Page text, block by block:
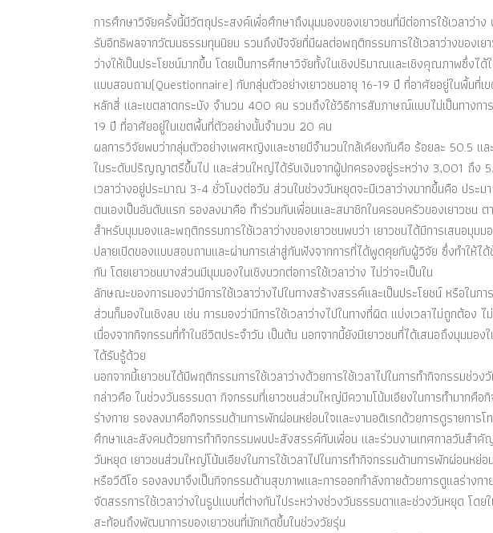
การศึกษาวิจัยครั้งนี้มีวัตถุประสงค์เพื่อศึกษาถึงมุมมองของเยาวชนที่มีต่อการใช้เวลาว่า
รับอิทธิพลจากวัฒนธรรมทุนนิยม รวมถึงปัจจัยที่มีผลต่อพฤติกรรมการใช้เวลาว่างของเยา
ว่างให้เป็นประโยชน์มากขึ้น โดยเป็นการศึกษาวิจัยทั้งในเชิงปริมาณและเชิงคุณภาพซึ่งไ
แบบสอบถาม(Questionnaire) กับกลุ่มตัวอย่างเยาวชนอายุ 16-19 ปี ที่อาศัยอยู่ในพื้นที่เ
หลักสี่ และเขตลาดกระบัง จำนวน 400 คน รวมถึงใช้วิธีการสัมภาษณ์แบบไม่เป็นทางก
19 ปี ที่อาศัยอยู่ในเขตพื้นที่ตัวอย่างนั้นจำนวน 20 คน
ผลการวิจัยพบว่ากลุ่มตัวอย่างเพศหญิงและชายมีจำนวนใกล้เคียงกันคือ ร้อยละ 50.5
ในระดับปริญญาตรีขึ้นไป และส่วนใหญ่ได้รับเงินจากผู้ปกครองอยู่ระหว่าง 3,001 ถึง
เวลาว่างอยู่ประมาณ 3-4 ชั่วโมงต่อวัน ส่วนในช่วงวันหยุดจะมีเวลาว่างมากขึ้นคือ ปร
ตนเองเป็นอันดับแรก รองลงมาคือ ทำร่วมกับเพื่อนและสมาชิกในครอบครัวของเยาวชน ต
สำหรับมุมมองและพฤติกรรมการใช้เวลาว่างของเยาวชนพบว่า เยาวชนได้มีการเสนอมุ
ปลายเปิดของแบบสอบถามและผ่านการเล่าสู่กันฟังจากการที่ได้พูดคุยกับผู้วิจัย ซึ่งทำให้ไ
กัน โดยเยาวชนบางส่วนมีมุมมองในเชิงบวกต่อการใช้เวลาว่าง ไม่ว่าจะเป็นใน
ลักษณะของการมองว่ามีการใช้เวลาว่างไปในทางสร้างสรรค์และเป็นประโยชน์ หรือในก
ส่วนก็มองในเชิงลบ เช่น การมองว่ามีการใช้เวลาว่างไปในทางที่ผิด แบ่งเวลาไม่ถูกต้อง
เนื่องจากกิจกรรมที่ทำในชีวิตประจำวัน เป็นต้น นอกจากนี้ยังมีเยาวชนที่ได้เสนอถึงมุมม
ได้รับรู้ด้วย
นอกจากนี้เยาวชนได้มีพฤติกรรมการใช้เวลาว่างด้วยการใช้เวลาไปในการทำกิจกรรม
กล่าวคือ ในช่วงวันธรรมดา กิจกรรมที่เยาวชนส่วนใหญ่มีความโน้มเอียงในการทำมากคือ
ร่างกาย รองลงมาคือกิจกรรมด้านการพักผ่อนหย่อนใจและงานอดิเรกด้วยการดูรายการ
ศึกษาและสังคมด้วยการทำกิจกรรมพบปะสังสรรค์กับเพื่อน และร่วมงานเทศกาลวันสำ
วันหยุด เยาวชนส่วนใหญ่โน้มเอียงในการใช้เวลาไปในการทำกิจกรรมด้านการพักผ่อนหย่
หรือวีดีโอ รองลงมาจึงเป็นกิจกรรมด้านสุขภาพและการออกกำลังกายด้วยการดูแลร่างก
จัดสรรการใช้เวลาว่างในรูปแบบที่ต่างกันไประหว่างช่วงวันธรรมดาและช่วงวันหยุด โด
สะท้อนถึงพัฒนาการของเยาวชนที่มักเกิดขึ้นในช่วงวัยรุ่น